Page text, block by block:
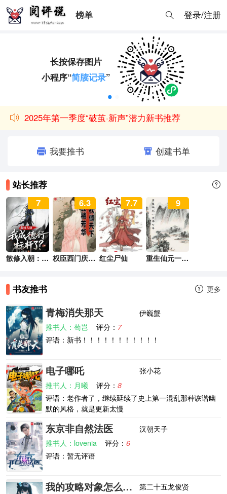
榜单 登录/注册
长按保存图片
小程序“简牍记录”
​2025年第一季度“破茧·新声”潜力新书推荐​
我要推书
创建书单
站长推荐
散修入朝：我成德行标杆了？
7
权臣西门庆，篡位在红楼
6.3
红尘尸仙
7.7
重生仙元一万零七年
9
书友推书 更多
青梅消失那天
伊巍蟹
推书人：苟岂
评分： 7
评语：新书！！！！！！！！！！！
电子哪吒
张小花
推书人：月曦
评分： 8
评语：老作者了，继续延续了史上第一混乱那种诙谐幽
默的风格，就是更新太慢
东京非自然法医
汉朝天子
推书人：lovenia
评分： 6
评语：暂无评语
我的攻略对象怎么会是小不点少女
第二十五龙俊贤